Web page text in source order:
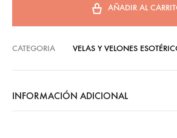
AÑADIR AL
CATEGORIA VELAS Y VELONES
INFORMACIÓN ADICIONAL